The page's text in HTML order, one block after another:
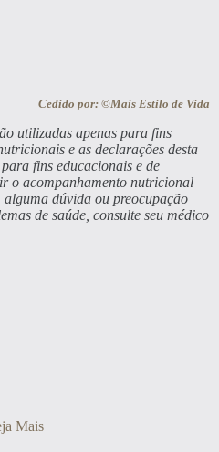
Cedido por: ©Mais Estilo de Vida
utilizadas apenas para fins
e as declarações desta
fins educacionais e de
o acompanhamento nutricional
alguma dúvida ou preocupação
de saúde, consulte seu médico
Mais